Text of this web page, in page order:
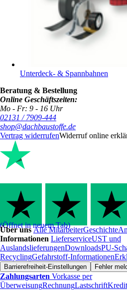
Unterdeck- & Spannbahnen
Beratung & Bestellung
Online Geschäftszeiten:
Mo - Fr: 9 - 16 Uhr
02131 / 7909-444
shop@dachbaustoffe.de
Vertrag widerrufenWiderruf online
(Öffnet in neuem Tab)
Über unsAlle MitarbeiterGeschichte
Informationen LieferserviceUST und
AuslandslieferungenDownloadsPU-
RecyclingGefahrstoff-Informationen
Barrierefreiheit-Einstellungen Fehler
Zahlungsarten Vorkasse per
ÜberweisungRechnungLastschrift